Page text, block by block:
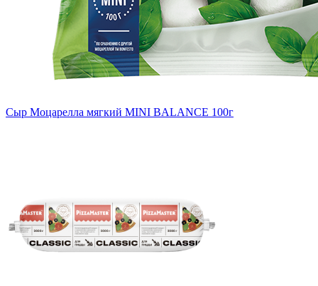
Сыр Моцарелла мягкий MINI BALANCE 100г